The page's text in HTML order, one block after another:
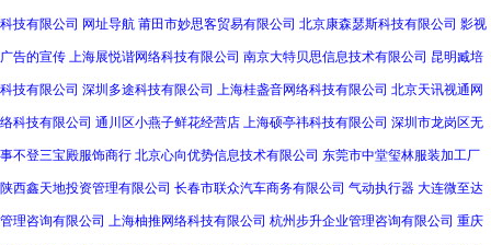
科技有限公司 网址导航 莆田市妙思客贸易有限公司 北京康森瑟斯科技有限公司 影视
广告的宣传 上海展悦谐网络科技有限公司 南京大特贝思信息技术有限公司 昆明臧培
科技有限公司 深圳多途科技有限公司 上海桂盏音网络科技有限公司 北京天讯视通网
络科技有限公司 通川区小燕子鲜花经营店 上海硕亭祎科技有限公司 深圳市龙岗区无
事不登三宝殿服饰商行 北京心向优势信息技术有限公司 东莞市中堂玺林服装加工厂
陕西鑫天地投资管理有限公司 长春市联众汽车商务有限公司 气动执行器 大连微至达
管理咨询有限公司 上海柚推网络科技有限公司 杭州步升企业管理咨询有限公司 重庆